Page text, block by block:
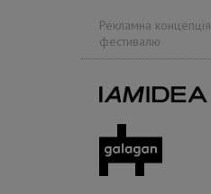
Рекламна концепція
фестивалю